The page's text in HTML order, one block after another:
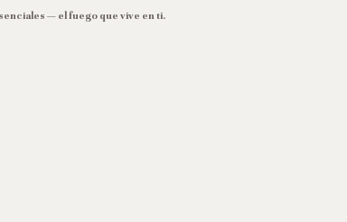
— el fuego que vive en ti.